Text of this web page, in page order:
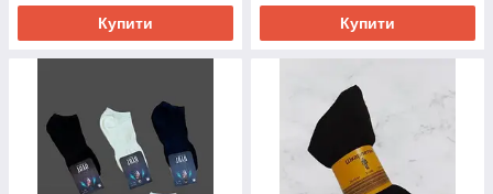
Купити Купити